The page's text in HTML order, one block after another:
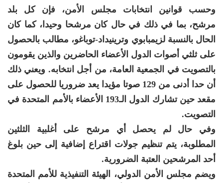
وحسب قوانين انتخابات مجلس الأمن، فإن كل بلد
مرشح، بما في ذلك في حال كان مرشحا وحيدا، كما كان
الحال بالنسبة لزيمبابوي وترينيداد-توباغو، مطالب بالحصول
على ثلثي أصوات الدول الأعضاء الحاضرين والذين يقومون
بالتصويت في الجمعية العامة، من أجل انتخابه. ويعني ذلك
أن حدا أدنى من 129 صوتا مؤيدا يعد ضروريا للحصول على
مقعد حين تشارك الدول الـ193 الأعضاء بالأمم المتحدة في
التصويت.
وفي حال لم يحصل أي مرشح على أغلبية الثلثين
المطلوبة، يتم تنظيم جولات اقتراع إضافية إلى حين بلوغ
أحد المرشحين العتبة الضرورية.
ويضم مجلس الأمن الدولي، الهيئة التنفيذية للأمم المتحدة